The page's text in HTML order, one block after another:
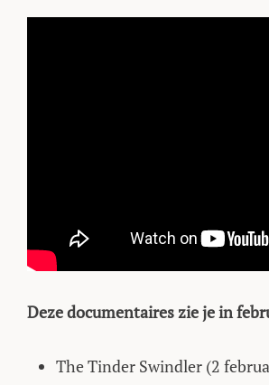
Deze documentaires zie je in
The Tinder Swindler (2